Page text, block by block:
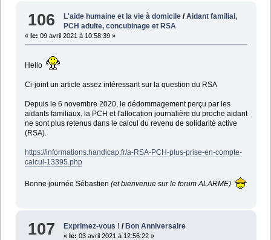
106 L'aide humaine et la vie à domicile /Aidant familial,
PCH adulte, concubinage et RSA
« le: 09 avril 2021 à 10:58:39 »
Hello
Ci-joint un article assez intéressant sur la question du RSA
Depuis le 6 novembre 2020, le dédommagement perçu par les
aidants familiaux, la PCH et l'allocation journalière du proche aidant
ne sont plus retenus dans le calcul du revenu de solidarité active
(RSA).
https://informations.handicap.fr/a-RSA-PCH-plus-prise-en-compte-
calcul-13395.php
Bonne journée Sébastien (et bienvenue sur le forum ALARME)
107 Exprimez-vous ! /Bon Anniversaire
«le: 03 avril 2021 à 12:56:22 »